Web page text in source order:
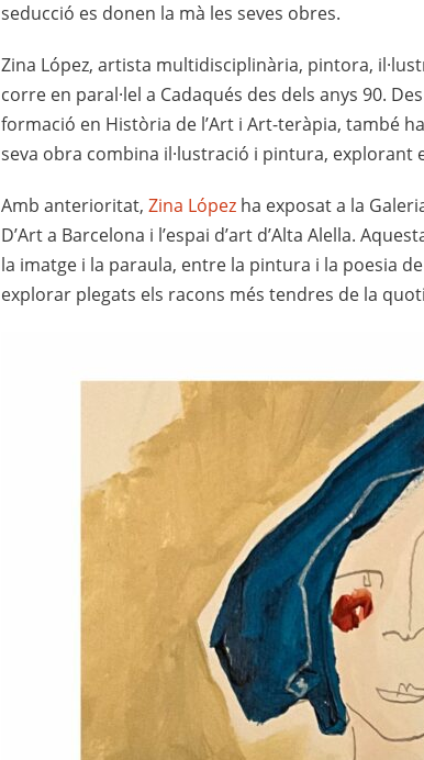
seducció es donen la mà les seves obres.
Zina López, artista multidisciplinària, pintora,
corre en paral·lel a Cadaqués des dels anys 90.
formació en Història de l’Art i Art-teràpia, també
seva obra combina il·lustració i pintura,
Amb anterioritat, Zina López ha exposat a la
D’Art a Barcelona i l’espai d’art d’Alta Alella.
la imatge i la paraula, entre la pintura i la poesia
explorar plegats els racons més tendres de la